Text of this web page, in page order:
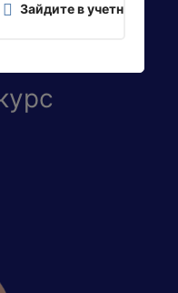
используя Google
Зайдите в учетную